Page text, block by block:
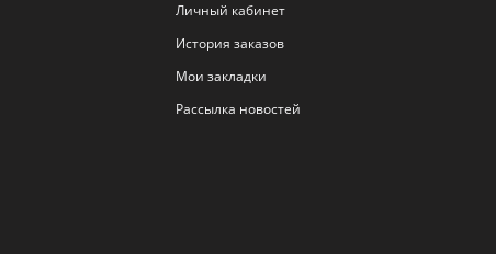
Личный кабинет
История заказов
Мои закладки
Рассылка новостей